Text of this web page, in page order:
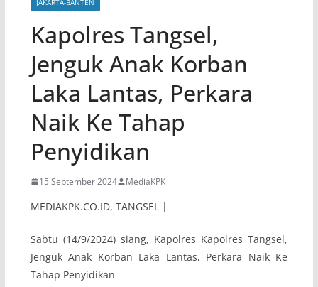
JAKARTA-BANTEN
Kapolres Tangsel,
Jenguk Anak Korban
Laka Lantas, Perkara
Naik Ke Tahap
Penyidikan
15 September 2024 MediaKPK
MEDIAKPK.CO.ID, TANGSEL |
Sabtu (14/9/2024) siang, Kapolres Kapolres Tangsel,
Jenguk Anak Korban Laka Lantas, Perkara Naik Ke
Tahap Penyidikan